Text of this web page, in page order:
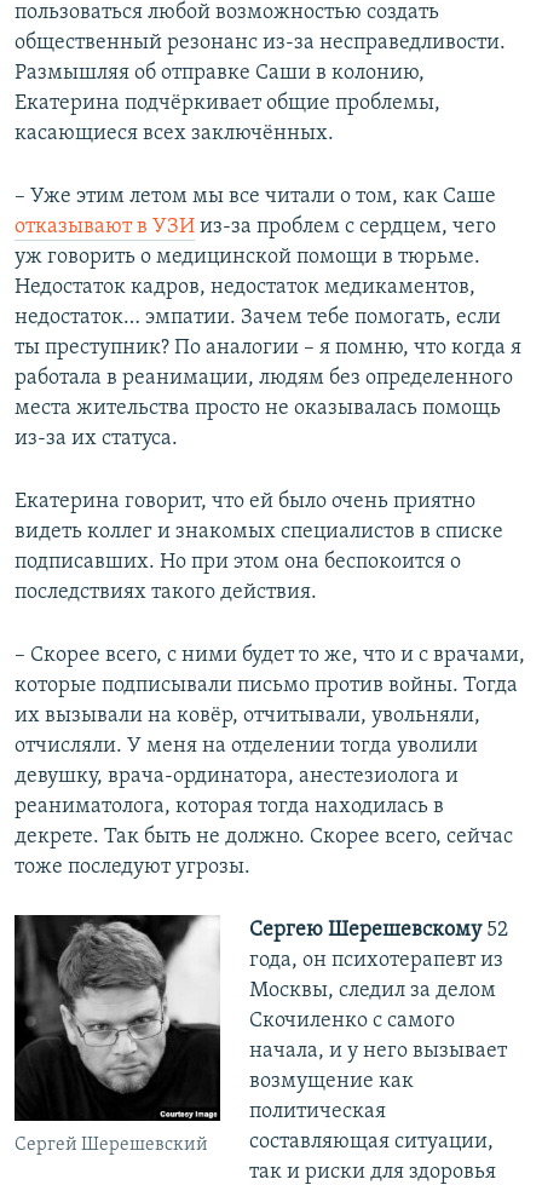
пользоваться любой возможностью создать
общественный резонанс из-за несправедливости.
Размышляя об отправке Саши в колонию,
Екатерина подчёркивает общие проблемы,
касающиеся всех заключённых.
– Уже этим летом мы все читали о том, как Саше
отказывают в УЗИ из-за проблем с сердцем, чего
уж говорить о медицинской помощи в тюрьме.
Недостаток кадров, недостаток медикаментов,
недостаток… эмпатии. Зачем тебе помогать, если
ты преступник? По аналогии – я помню, что когда я
работала в реанимации, людям без определенного
места жительства просто не оказывалась помощь
из-за их статуса.
Екатерина говорит, что ей было очень приятно
видеть коллег и знакомых специалистов в списке
подписавших. Но при этом она беспокоится о
последствиях такого действия.
– Скорее всего, с ними будет то же, что и с врачами,
которые подписывали письмо против войны. Тогда
их вызывали на ковёр, отчитывали, увольняли,
отчисляли. У меня на отделении тогда уволили
девушку, врача-ординатора, анестезиолога и
реаниматолога, которая тогда находилась в
декрете. Так быть не должно. Скорее всего, сейчас
тоже последуют угрозы.
Сергей Шерешевский
Сергею Шерешевскому52
года, он психотерапевт из
Москвы, следил за делом
Скочиленко с самого
начала, и у него вызывает
возмущение как
политическая
составляющая ситуации,
так и риски для здоровья